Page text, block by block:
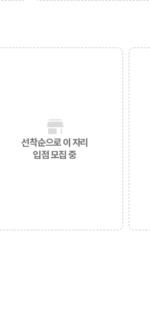
선착순으로 이 자리
입점 모집 중